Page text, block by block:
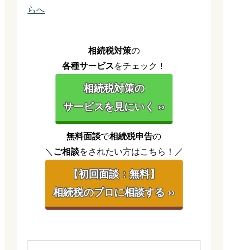
らへ
相続税対策の
各種サービスをチェック！
相続税対策の
サービスを見にいく ››
無料面談で相続税申告の
＼ ご相談をされたい方はこちら！／
【初回面談：無料】
相続税のプロに相談する ››